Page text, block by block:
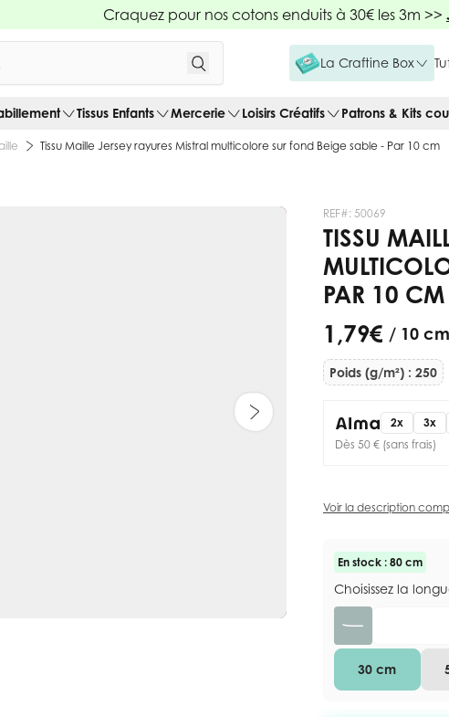
Craquez pour nos cotons enduits à 30€ les 3m >>
La Craftine Box
Tissus Enfants Mercerie Loisirs Créatifs Patrons & Kits
Tissu Maille Jersey rayures Mistral multicolore sur fond Beige sable - Par 10 cm
REF#: 50069
TISSU
PAR 10 CM
1,79 € / 10 cm
Poids (g/m²) : 250
2x 3x
Dès 50 € (sans frais)
Voir la description
En stock : 80 cm
Choisissez la
30 cm